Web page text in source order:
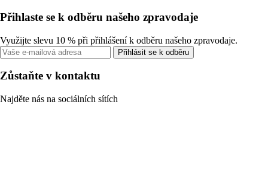
Přihlaste se k odběru našeho zpravodaje
Využijte slevu 10 % při přihlášení k odběru našeho zpravodaje.
Přihlásit se k odběru
Zůstaňte v kontaktu
Najděte nás na sociálních sítích